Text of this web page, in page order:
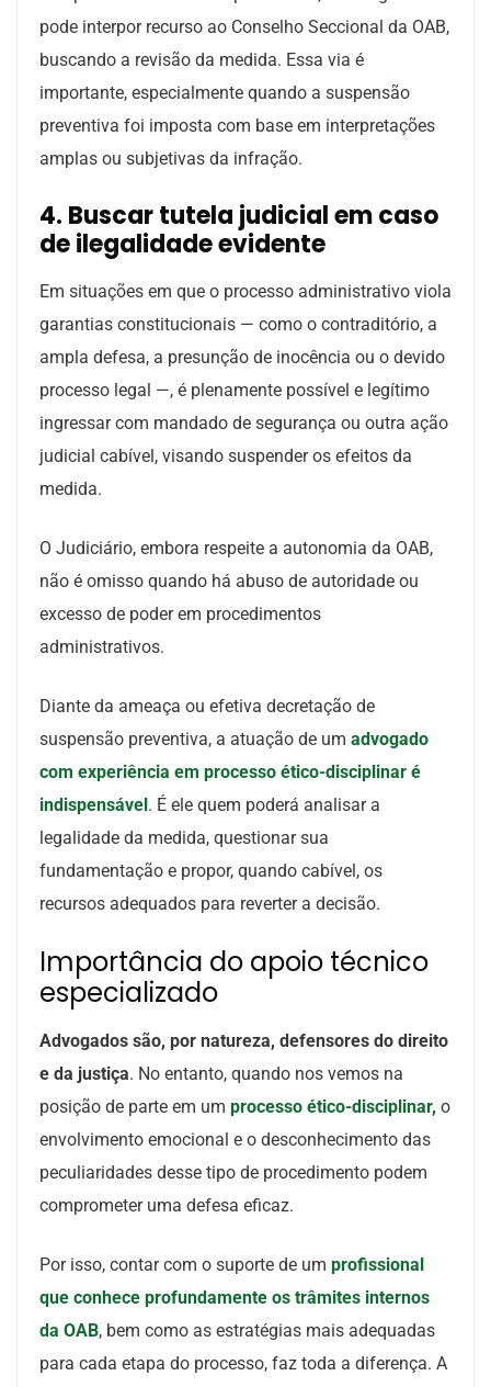
pode interpor recurso ao Conselho Seccional da OAB,
buscando a revisão da medida. Essa via é
importante, especialmente quando a suspensão
preventiva foi imposta com base em interpretações
amplas ou subjetivas da infração.
4. Buscar tutela judicial em caso
de ilegalidade evidente
Em situações em que o processo administrativo viola
garantias constitucionais — como o contraditório, a
ampla defesa, a presunção de inocência ou o devido
processo legal —, é plenamente possível e legítimo
ingressar com mandado de segurança ou outra ação
judicial cabível, visando suspender os efeitos da
medida.
O Judiciário, embora respeite a autonomia da OAB,
não é omisso quando há abuso de autoridade ou
excesso de poder em procedimentos
administrativos.
Diante da ameaça ou efetiva decretação de
suspensão preventiva, a atuação de um advogado
com experiência em processo ético-disciplinar é
indispensável. É ele quem poderá analisar a
legalidade da medida, questionar sua
fundamentação e propor, quando cabível, os
recursos adequados para reverter a decisão.
Importância do apoio técnico
especializado
Advogados são, por natureza, defensores do direito
e da justiça. No entanto, quando nos vemos na
posição de parte em um processo ético-disciplinar, o
envolvimento emocional e o desconhecimento das
peculiaridades desse tipo de procedimento podem
comprometer uma defesa eficaz.
Por isso, contar com o suporte de um profissional
que conhece profundamente os trâmites internos
da OAB, bem como as estratégias mais adequadas
para cada etapa do processo, faz toda a diferença. A